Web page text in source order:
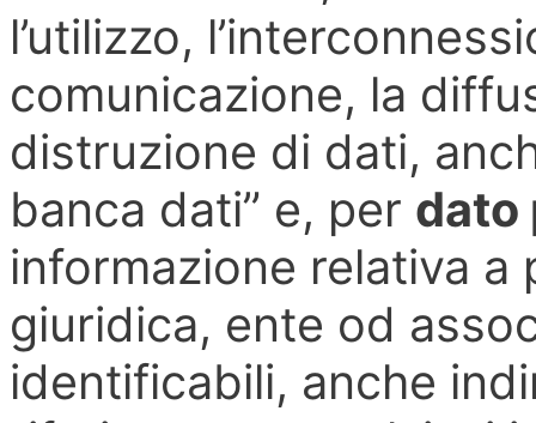
l’utilizzo,
comunicazione, la
distruzione di dati,
banca dati” e, per dato
informazione relativa a
giuridica, ente od
identificabili, anche